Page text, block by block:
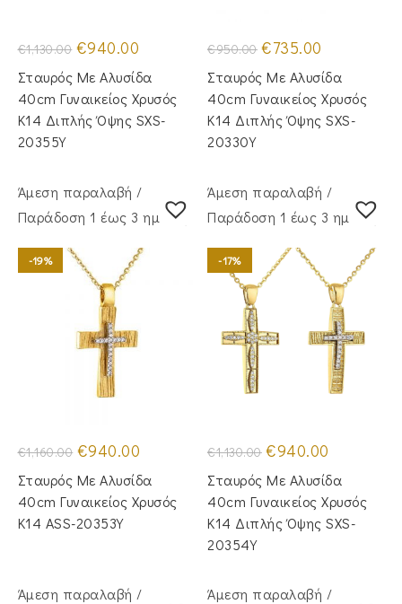
€1,130.00 Original
price
was:
€1,130.00.
€940.00
τιμή
είναι:
€940.00.
Σταυρός Με Αλυσίδα
40cm Γυναικείος Χρυσός
Κ14 Διπλής Όψης SXS-
20355Y
€950.00 Original
price
was:
€950.00.
€735.00
τιμή
είναι:
€735.00.
Σταυρός Με Αλυσίδα
40cm Γυναικείος Χρυσός
Κ14 Διπλής Όψης SXS-
20330Y
Άμεση παραλαβή /
Παράδoση 1 έως 3 ημέρες
-19%
€1,160.00 Original
price
was:
€1,160.00.
€940.00
τιμή
είναι:
€940.00.
Σταυρός Με Αλυσίδα
40cm Γυναικείος Χρυσός
Κ14 ASS-20353Y
Άμεση παραλαβή /
Παράδoση 1 έως 3 ημέρες
-17%
€1,130.00 Original
price
was:
€1,130.00.
€940.00
τιμή
είναι:
€940.00.
Σταυρός Με Αλυσίδα
40cm Γυναικείος Χρυσός
Κ14 Διπλής Όψης SXS-
20354Y
Άμεση παραλαβή /
Άμεση παραλαβή /